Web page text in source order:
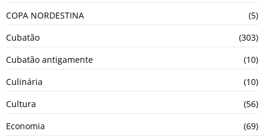
COPA NORDESTINA
(5)
Cubatão
(303)
Cubatão antigamente
(10)
Culinária
(10)
Cultura
(56)
Economia
(69)